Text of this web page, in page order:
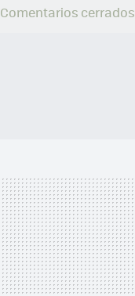
Comentarios cerrados